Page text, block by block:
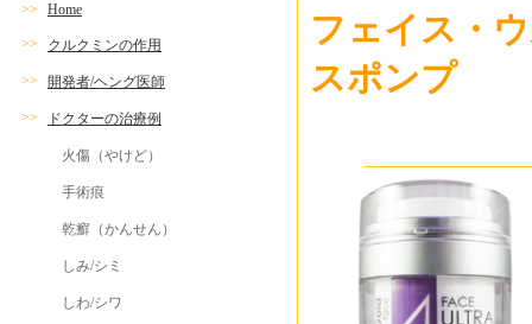
>> Home
>> クルクミンの作用
>> 開発者/ヘング医師
>> ドクターの治療例
火傷（やけど）
手術痕
乾癬（かんせん）
しみ/シミ
しわ/シワ
フェイス・
スポンプ